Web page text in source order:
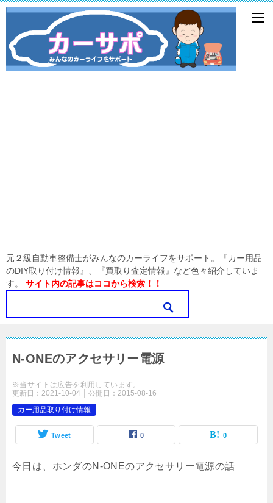
元２級自動車整備士がみんなのカーライフをサポート。『カー用品
のDIY取り付け情報』、『買取り査定情報』など色々紹介していま
す。 サイト内の記事はココから検索！！
N-ONEのアクセサリー電源
※当サイトは広告を利用しています。
更新日： 2021-10-04 公開日： 2015-08-16
カー用品取り付け情報
Tweet 0 0
今日は、ホンダのN-ONEのアクセサリー電源の話